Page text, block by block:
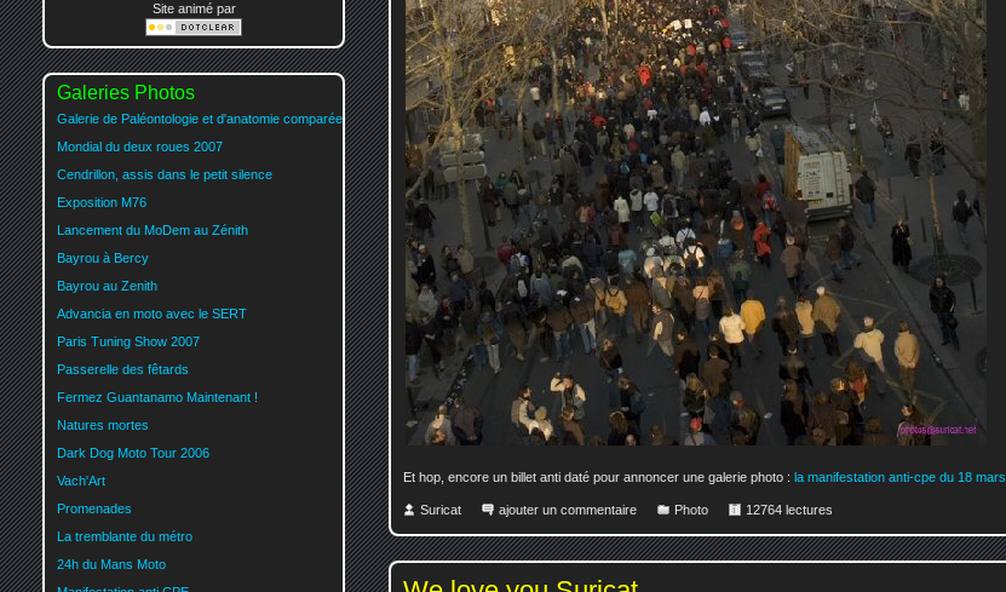
Et hop, encore un billet anti daté pour annoncer une galerie photo : la manifestation anti-cpe du 18 mars
Suricat ajouter un commentaire Photo 12764 lectures
Site animé par
Galeries Photos
Galerie de Paléontologie et d'anatomie comparée
Mondial du deux roues 2007
Cendrillon, assis dans le petit silence
Exposition M76
Lancement du MoDem au Zénith
Bayrou à Bercy
Bayrou au Zenith
Advancia en moto avec le SERT
Paris Tuning Show 2007
Passerelle des fêtards
Fermez Guantanamo Maintenant !
Natures mortes
Dark Dog Moto Tour 2006
Vach'Art
Promenades
La tremblante du métro
24h du Mans Moto